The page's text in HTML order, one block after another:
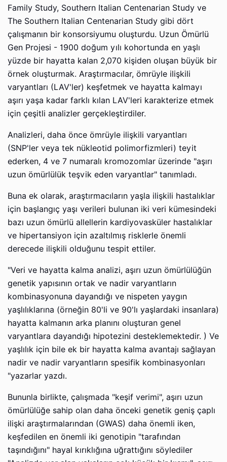
Family Study, Southern Italian Centenarian Study ve
The Southern Italian Centenarian Study gibi dört
çalışmanın bir konsorsiyumu oluşturdu. Uzun Ömürlü
Gen Projesi - 1900 doğum yılı kohortunda en yaşlı
yüzde bir hayatta kalan 2,070 kişiden oluşan büyük bir
örnek oluşturmak. Araştırmacılar, ömrüyle ilişkili
varyantları (LAV'ler) keşfetmek ve hayatta kalmayı
aşırı yaşa kadar farklı kılan LAV'leri karakterize etmek
için çeşitli analizler gerçekleştirdiler.
Analizleri, daha önce ömrüyle ilişkili varyantları
(SNP'ler veya tek nükleotid polimorfizmleri) teyit
ederken, 4 ve 7 numaralı kromozomlar üzerinde "aşırı
uzun ömürlülük teşvik eden varyantlar" tanımladı.
Buna ek olarak, araştırmacıların yaşla ilişkili hastalıklar
için başlangıç ​​yaşı verileri bulunan iki veri kümesindeki
bazı uzun ömürlü allellerin kardiyovasküler hastalıklar
ve hipertansiyon için azaltılmış risklerle önemli
derecede ilişkili olduğunu tespit ettiler.
"Veri ve hayatta kalma analizi, aşırı uzun ömürlülüğün
genetik yapısının ortak ve nadir varyantların
kombinasyonuna dayandığı ve nispeten yaygın
yaşlılıklarına (örneğin 80'li ve 90'lı yaşlardaki insanlara)
hayatta kalmanın arka planını oluşturan genel
varyantlara dayandığı hipotezini desteklemektedir. ) Ve
yaşlılık için bile ek bir hayatta kalma avantajı sağlayan
nadir ve nadir varyantların spesifik kombinasyonları
"yazarlar yazdı.
Bununla birlikte, çalışmada "keşif verimi", aşırı uzun
ömürlülüğe sahip olan daha önceki genetik geniş çaplı
ilişki araştırmalarından (GWAS) daha önemli iken,
keşfedilen en önemli iki genotipin "tarafından
taşındığını" hayal kırıklığına uğrattığını söylediler